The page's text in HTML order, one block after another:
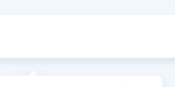
Tüm ÖSYM